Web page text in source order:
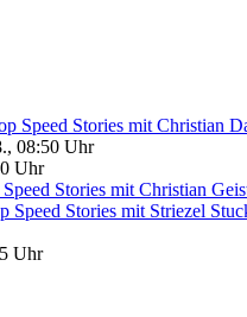
Speed Stories mit Christian
08:50 Uhr
Uhr
Stories mit Christian
Speed Stories mit Striezel
Uhr